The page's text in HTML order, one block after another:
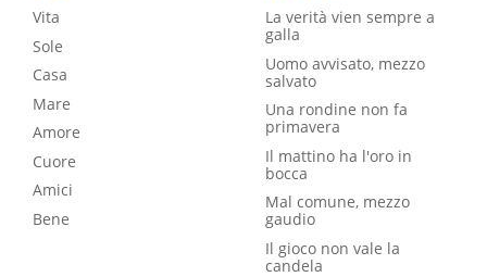
Vita
Sole
Casa
Mare
Amore
Cuore
Amici
Bene
La verità vien sempre a
galla
Uomo avvisato, mezzo
salvato
Una rondine non fa
primavera
Il mattino ha l'oro in
bocca
Mal comune, mezzo
gaudio
Il gioco non vale la
candela